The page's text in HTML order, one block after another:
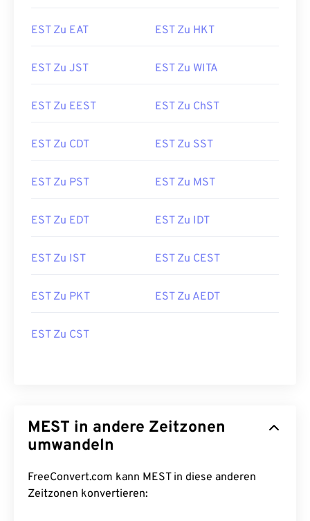
EST Zu EAT EST Zu HKT
EST Zu JST EST Zu WITA
EST Zu EEST EST Zu ChST
EST Zu CDT EST Zu SST
EST Zu PST EST Zu MST
EST Zu EDT EST Zu IDT
EST Zu IST EST Zu CEST
EST Zu PKT EST Zu AEDT
EST Zu CST
MEST in andere Zeitzonen
umwandeln
FreeConvert.com kann MEST in diese anderen
Zeitzonen konvertieren: